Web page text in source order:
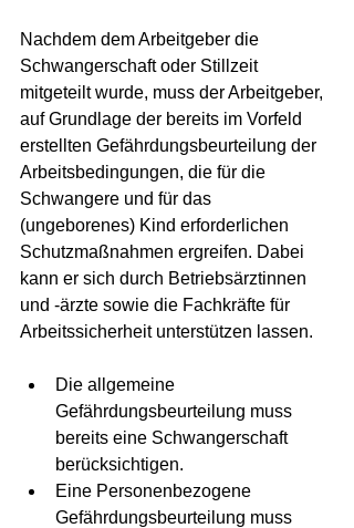
Nachdem dem Arbeitgeber die
Schwangerschaft oder Stillzeit
mitgeteilt wurde, muss der Arbeitgeber,
auf Grundlage der bereits im Vorfeld
erstellten Gefährdungsbeurteilung der
Arbeitsbedingungen, die für die
Schwangere und für das
(ungeborenes) Kind erforderlichen
Schutzmaßnahmen ergreifen. Dabei
kann er sich durch Betriebsärztinnen
und -ärzte sowie die Fachkräfte für
Arbeitssicherheit unterstützen lassen.
Die allgemeine
Gefährdungsbeurteilung muss
bereits eine Schwangerschaft
berücksichtigen.
Eine Personenbezogene
Gefährdungsbeurteilung muss